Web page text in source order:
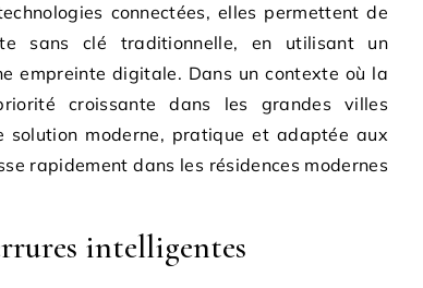
connectées, elles permettent de
sans clé traditionnelle, en utilisant un
empreinte digitale. Dans un contexte où la
croissante dans les grandes villes
solution moderne, pratique et adaptée aux
rapidement dans les résidences modernes
intelligentes